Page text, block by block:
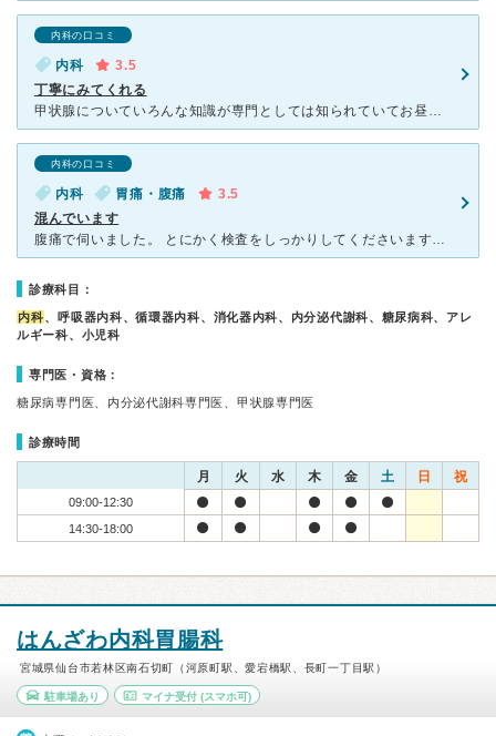
内科の口コミ
内科
3.5
丁寧にみてくれる
甲状腺についていろんな知識が専門としては知られていてお昼前が空いているので11時過ぎに行くと少し待つくらいですがそれ以外は年齢層が広い患者さんで待合室は混雑しています。先生は男性ですが丁寧な診察や検査
内科の口コミ
内科 胃痛・腹痛
3.5
混んでいます
腹痛で伺いました。 とにかく検査をしっかりしてくださいます。 腹痛で伺い、腹部エコーとレントゲン、血液検査をして頂きました。数値やレントゲンの画像を根拠に診察してくださるので非常に信頼がおけますが
診療科目：
内科、呼吸器内科、循環器内科、消化器内科、内分泌代謝科、糖尿病科、アレ
ルギー科、小児科
専門医・資格：
糖尿病専門医、内分泌代謝科専門医、甲状腺専門医
診療時間
月 火 水 木 金 土 日 祝
09:00-12:30
14:30-18:00
はんざわ内科胃腸科
宮城県仙台市若林区南石切町（河原町駅、愛宕橋駅、長町一丁目駅）
駐車場あり マイナ受付(スマホ可)